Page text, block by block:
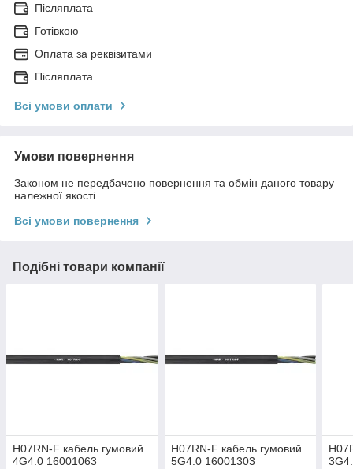
Післяплата
Готівкою
Оплата за реквізитами
Післяплата
Всі умови оплати
Умови повернення
Законом не передбачено повернення та обмін даного товару
належної якості
Всі умови повернення
Подібні товари компанії
H07RN-F кабель гумовий
4G4.0 16001063
H07RN-F кабель гумовий
5G4.0 16001303